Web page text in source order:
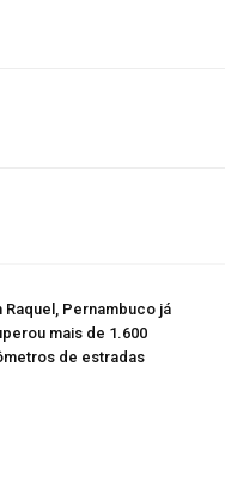
Raquel, Pernambuco já
mais de 1.600
de estradas